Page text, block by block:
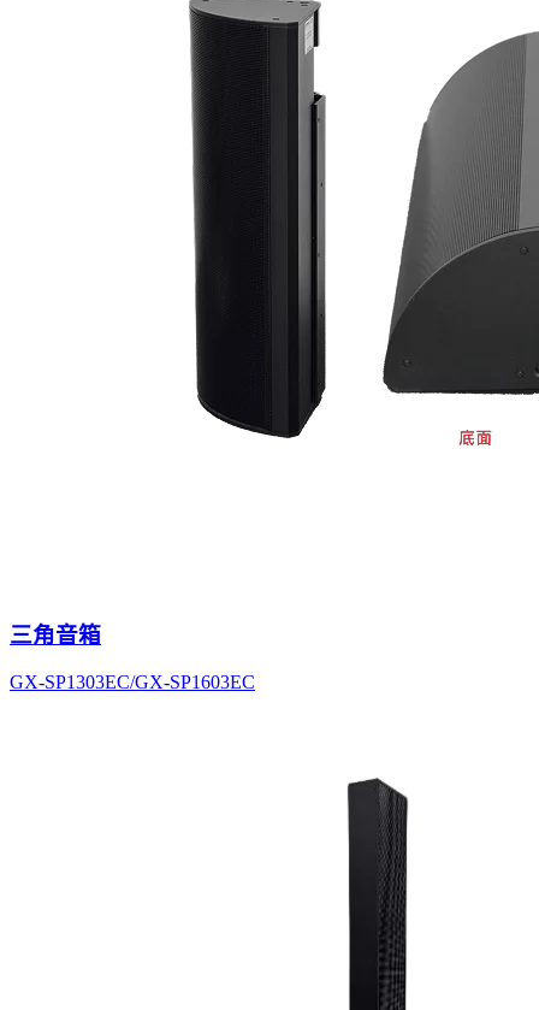
三角音箱
GX-SP1303EC/GX-SP1603EC